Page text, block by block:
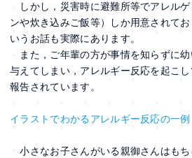
しかし，災害時に避難所等でアレル
ンや炊き込みご飯等）しか用意されて
いうお話も実際にあります。
また，ご年輩の方が事情を知らずに
与えてしまい，アレルギー反応を起こ
報告されています。
イラストでわかるアレルギー反応の一例
小さなお子さんがいる親御さんはも